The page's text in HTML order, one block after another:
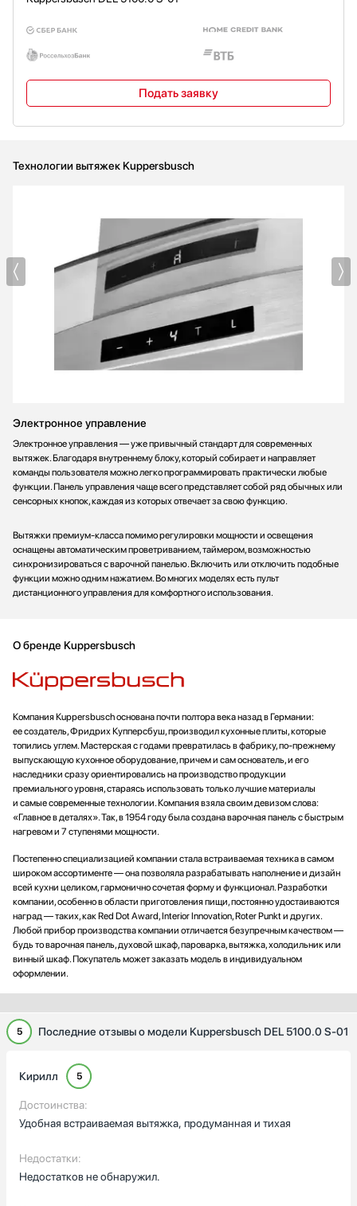
Подать заявку
Технологии вытяжек Kuppersbusch
Электронное управление
Электронное управления — уже привычный стандарт для современных
вытяжек. Благодаря внутреннему блоку, который собирает и направляет
команды пользователя можно легко программировать практически любые
функции. Панель управления чаще всего представляет собой ряд обычных или
сенсорных кнопок, каждая из которых отвечает за свою функцию.
Вытяжки премиум-класса помимо регулировки мощности и освещения
оснащены автоматическим проветриванием, таймером, возможностью
синхронизироваться с варочной панелью. Включить или отключить подобные
функции можно одним нажатием. Во многих моделях есть пульт
дистанционного управления для комфортного использования.
О бренде Kuppersbusch
Компания Кuрреrsbusсh основана почти полтора века назад в Германии:
ее создатель, Фридрих Купперсбуш, производил кухонные плиты, которые
топились углем. Мастерская с годами превратилась в фабрику, по-прежнему
выпускающую кухонное оборудование, причем и сам основатель, и его
наследники сразу ориентировались на производство продукции
премиального уровня, стараясь использовать только лучшие материалы
и самые современные технологии. Компания взяла своим девизом слова:
«Главное в деталях». Так, в 1954 году была создана варочная панель с быстрым
нагревом и 7 ступенями мощности.
Постепенно специализацией компании стала встраиваемая техника в самом
широком ассортименте — она позволяла разрабатывать наполнение и дизайн
всей кухни целиком, гармонично сочетая форму и функционал. Разработки
компании, особенно в области приготовления пищи, постоянно удостаиваются
наград — таких, как Red Dot Award, Interior Innovation, Roter Punkt и других.
Любой прибор производства компании отличается безупречным качеством —
будь то варочная панель, духовой шкаф, пароварка, вытяжка, холодильник или
винный шкаф. Покупатель может заказать модель в индивидуальном
оформлении.
5 Последние отзывы о модели Kuppersbusch DEL 5100.0 S-01
Кирилл 5
Достоинства:
Удобная встраиваемая вытяжка, продуманная и тихая
Недостатки:
Недостатков не обнаружил.